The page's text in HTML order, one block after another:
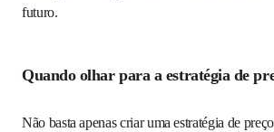
futuro.
Quando olhar para a estratégia de
Não basta apenas criar uma estratégia de